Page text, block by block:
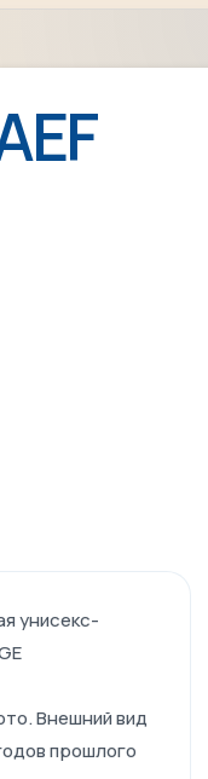
унисекс-
.Внешний вид
прошлого